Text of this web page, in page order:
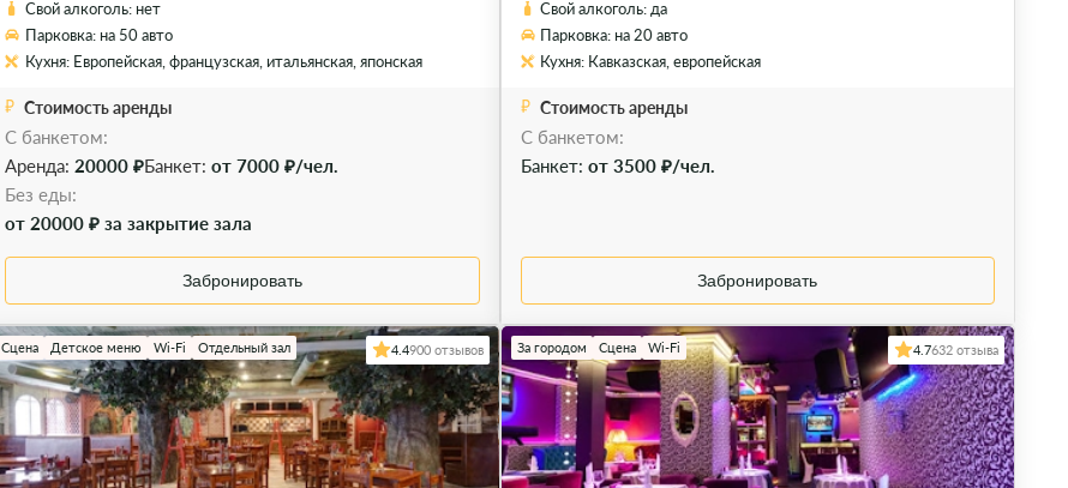
Свой алкоголь: нет
Парковка: на 50 авто
Кухня: Европейская, французская, итальянская, японская
Стоимость аренды
С банкетом:
Аренда:20000 ₽Банкет:от 7000 ₽/чел.
Без еды:
от 20000 ₽ за закрытие зала
Забронировать
Свой алкоголь: да
Парковка: на 20 авто
Кухня: Кавказская, европейская
Стоимость аренды
C банкетом:
Банкет: от 3500 ₽/чел.
Забронировать
Сцена Детское меню Wi-Fi Отдельный зал 4.4900 отзывов За городом Сцена Wi-Fi 4.7632 отзыва